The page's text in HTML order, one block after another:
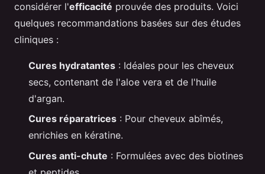
considérer l'efficacité prouvée des produits. Voici
quelques recommandations basées sur des études
cliniques :
Cures hydratantes : Idéales pour les cheveux
secs, contenant de l'aloe vera et de l'huile
d'argan.
Cures réparatrices : Pour cheveux abîmés,
enrichies en kératine.
Cures anti-chute : Formulées avec des biotines